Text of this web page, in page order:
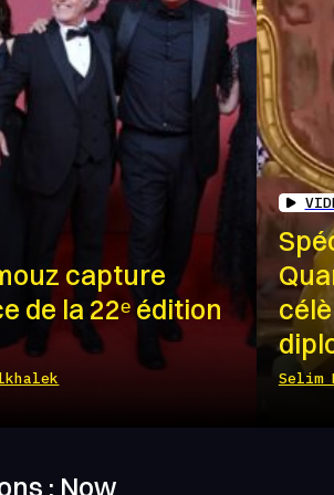
capture
de la 22ᵉ édition
Selim
: Now